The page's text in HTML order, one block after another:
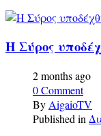
Η Σύρος
2 months ago
0 Comment
By AigaioTV
Published in